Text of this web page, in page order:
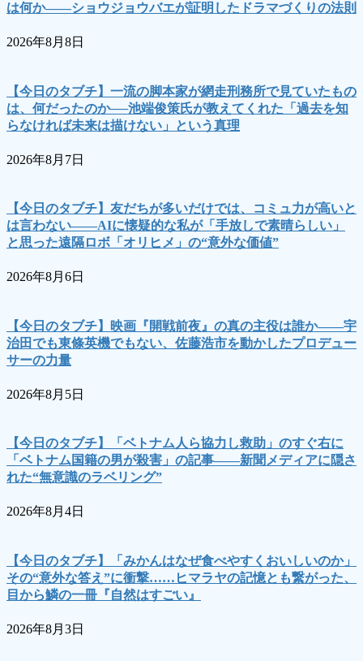
は何か――ショウジョウバエが証明したドラマづくりの法則
2026年8月8日
【今日のタブチ】一流の脚本家が網走刑務所で見ていたもの
は、何だったのか──池端俊策氏が教えてくれた「過去を知
らなければ未来は描けない」という真理
2026年8月7日
【今日のタブチ】友だちが多いだけでは、コミュ力が高いと
は言わない――AIに懐疑的な私が「手放しで素晴らしい」
と思った遠隔ロボ「オリヒメ」の“意外な価値”
2026年8月6日
【今日のタブチ】映画『開戦前夜』の真の主役は誰か――宇
治田でも東條英機でもない、佐藤浩市を動かしたプロデュー
サーの力量
2026年8月5日
【今日のタブチ】「ベトナム人ら協力し救助」のすぐ右に
「ベトナム国籍の男が殺害」の記事――新聞メディアに隠さ
れた“無意識のラベリング”
2026年8月4日
【今日のタブチ】「みかんはなぜ食べやすくおいしいのか」
その“意外な答え”に衝撃……ヒマラヤの記憶とも繋がった、
目から鱗の一冊『自然はすごい』
2026年8月3日